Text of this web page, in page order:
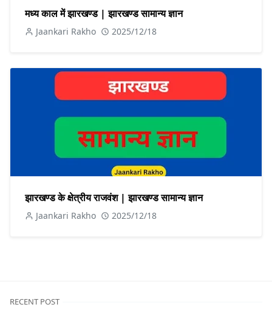
मध्य काल में झारखण्ड | झारखण्ड सामान्य ज्ञान
Jaankari Rakho 2025/12/18
झारखण्ड के क्षेत्रीय राजवंश | झारखण्ड सामान्य ज्ञान
Jaankari Rakho 2025/12/18
RECENT POST